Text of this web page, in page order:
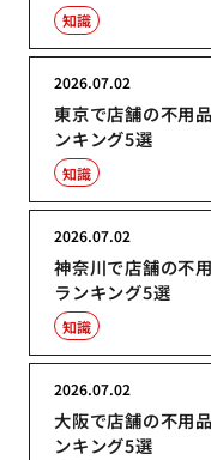
知識
東京で店舗の不用
ンキング5選
2026.07.02
知識
神奈川で店舗の不
ランキング5選
2026.07.02
知識
大阪で店舗の不用
ンキング5選
2026.07.02